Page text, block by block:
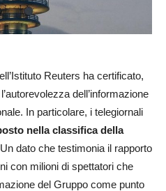
Reuters ha certificato,
dell’informazione
In particolare, i telegiornali
nella classifica della
dato che testimonia il rapporto
con milioni di spettatori che
del Gruppo come punto